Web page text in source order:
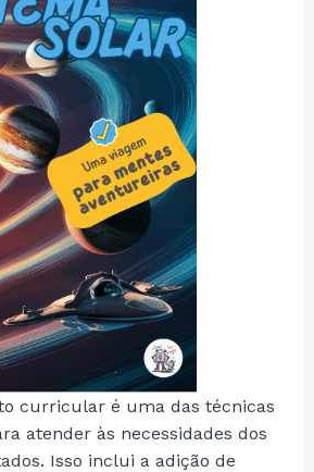
curricular é uma das técnicas
atender às necessidades dos
Isso inclui a adição de